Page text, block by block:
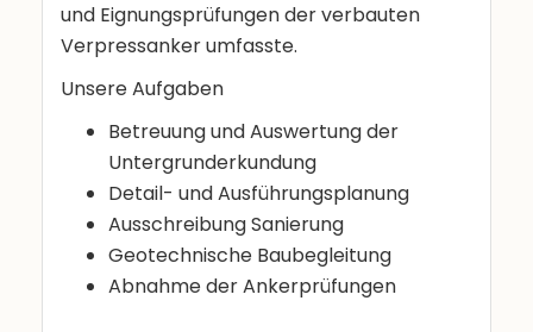
und Eignungsprüfungen der verbauten
Verpressanker umfasste.
Unsere Aufgaben
Betreuung und Auswertung der
Untergrunderkundung
Detail- und Ausführungsplanung
Ausschreibung Sanierung
Geotechnische Baubegleitung
Abnahme der Ankerprüfungen